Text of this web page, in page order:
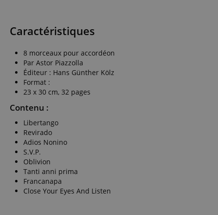
Caractéristiques
8 morceaux pour accordéon
Par Astor Piazzolla
Éditeur : Hans Günther Kölz
Format :
23 x 30 cm, 32 pages
Contenu :
Libertango
Revirado
Adios Nonino
S.V.P.
Oblivion
Tanti anni prima
Francanapa
Close Your Eyes And Listen